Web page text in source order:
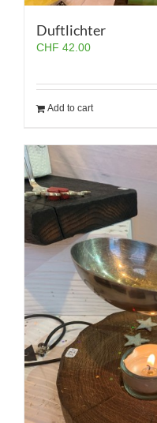
Duftlichter
CHF 42.00
Add to cart